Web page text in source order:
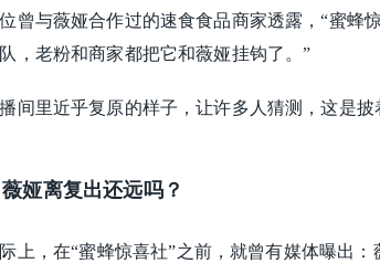
曾与薇娅合作过的速食食品商家透露，“蜜蜂
，老粉和商家都把它和薇娅挂钩了。”
间里近乎复原的样子，让许多人猜测，这是披
薇娅离复出还远吗？
上，在“蜜蜂惊喜社”之前，就曾有媒体曝出